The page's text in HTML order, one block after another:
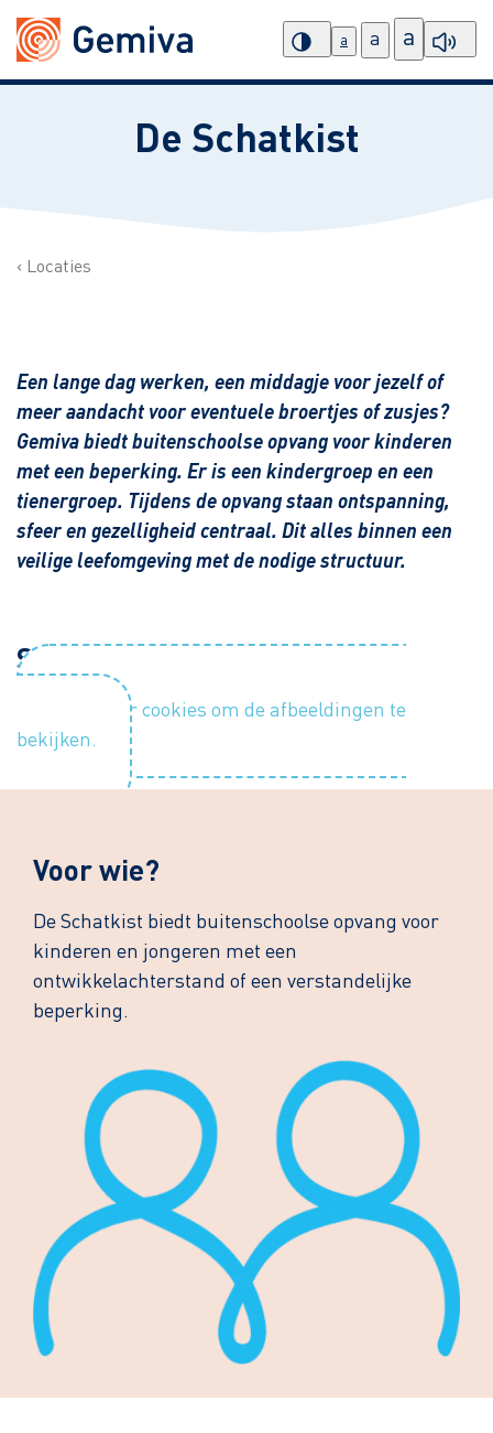
a a a
De Schatkist
Locaties
Een lange dag werken, een middagje voor jezelf of
meer aandacht voor eventuele broertjes of zusjes?
Gemiva biedt buitenschoolse opvang voor kinderen
met een beperking. Er is een kindergroep en een
tienergroep. Tijdens de opvang staan ontspanning,
sfeer en gezelligheid centraal. Dit alles binnen een
veilige leefomgeving met de nodige structuur.
Sfeerimpressie
Accepteer cookies om de afbeeldingen te
bekijken.
Voor wie?
De Schatkist biedt buitenschoolse opvang voor
kinderen en jongeren met een
ontwikkelachterstand of een verstandelijke
beperking.